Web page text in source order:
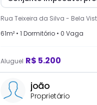
Rua Teixeira da Silva - Bela
61m² • 1 Dormitório • 0 Vaga
Aluguel R$ 5.200
joão
Proprietário